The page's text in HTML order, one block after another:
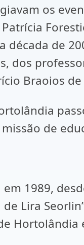
os
de
Braoios
de
1989,
de Lira
Hortolândia